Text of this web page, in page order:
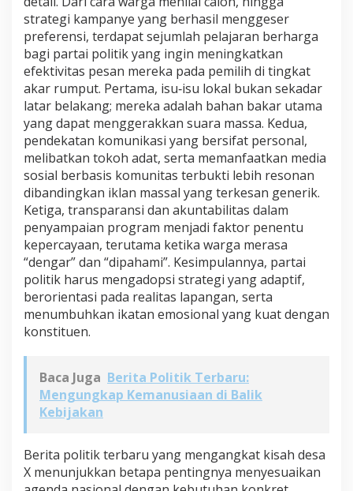
strategi kampanye yang berhasil menggeser
preferensi, terdapat sejumlah pelajaran berharga
bagi partai politik yang ingin meningkatkan
efektivitas pesan mereka pada pemilih di tingkat
akar rumput. Pertama, isu‑isu lokal bukan sekadar
latar belakang; mereka adalah bahan bakar utama
yang dapat menggerakkan suara massa. Kedua,
pendekatan komunikasi yang bersifat personal,
melibatkan tokoh adat, serta memanfaatkan media
sosial berbasis komunitas terbukti lebih resonan
dibandingkan iklan massal yang terkesan generik.
Ketiga, transparansi dan akuntabilitas dalam
penyampaian program menjadi faktor penentu
kepercayaan, terutama ketika warga merasa
“dengar” dan “dipahami”. Kesimpulannya, partai
politik harus mengadopsi strategi yang adaptif,
berorientasi pada realitas lapangan, serta
menumbuhkan ikatan emosional yang kuat dengan
konstituen.
Baca Juga Berita Politik Terbaru:
Mengungkap Kemanusiaan di Balik
Kebijakan
Berita politik terbaru yang mengangkat kisah desa
X menunjukkan betapa pentingnya menyesuaikan